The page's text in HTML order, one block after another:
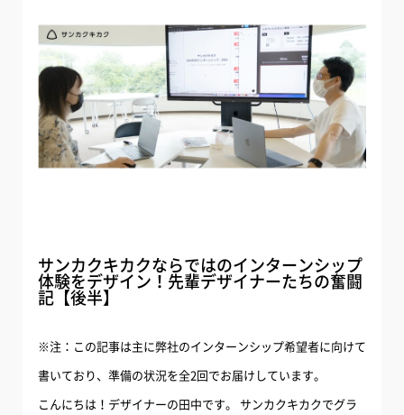
サンカクキカクならではのインターンシップ
体験をデザイン！先輩デザイナーたちの奮闘
記【後半】
※注：この記事は主に弊社のインターンシップ希望者に向けて
書いており、準備の状況を全2回でお届けしています。
こんにちは！デザイナーの田中です。 サンカクキカクでグラ